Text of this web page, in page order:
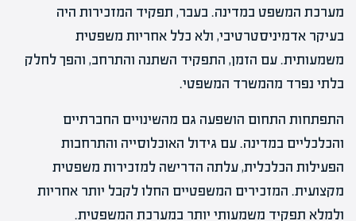
מערכת המשפט במדינה. בעבר, תפקיד המזכירות היה
בעיקר אדמיניסטרטיבי, ולא כלל אחריות משפטית
משמעותית. עם הזמן, התפקיד השתנה והתרחב, והפך לחלק
בלתי נפרד מהמשרד המשפטי.
התפתחות התחום הושפעה גם מהשינויים החברתיים
והכלכליים במדינה. עם גידול האוכלוסייה והתרחבות
הפעילות הכלכלית, עלתה הדרישה למזכירות משפטית
מקצועית. המזכירים המשפטיים החלו לקבל יותר אחריות
ולמלא תפקיד משמעותי יותר במערכת המשפטית.